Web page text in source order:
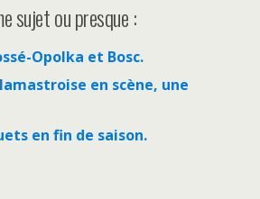
sujet ou presque :
Opolka et Bosc.
en scène, une
en fin de saison.